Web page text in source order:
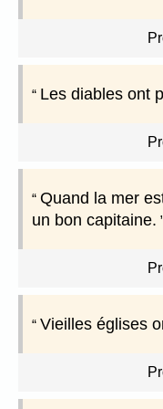
Les diables ont
Quand la mer
un bon capitaine.
Vieilles églises